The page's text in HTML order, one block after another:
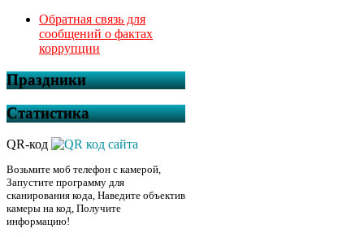
Обратная связь для
сообщений о фактах
коррупции
Праздники
Статистика
QR-код
Возьмите моб телефон с камерой,
Запустите программу для
сканирования кода, Наведите объектив
камеры на код, Получите
информацию!